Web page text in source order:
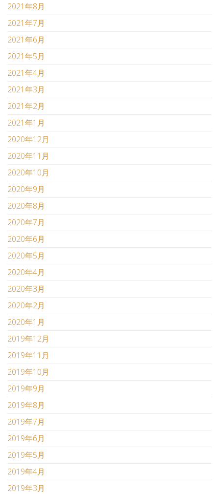
2021年8月
2021年7月
2021年6月
2021年5月
2021年4月
2021年3月
2021年2月
2021年1月
2020年12月
2020年11月
2020年10月
2020年9月
2020年8月
2020年7月
2020年6月
2020年5月
2020年4月
2020年3月
2020年2月
2020年1月
2019年12月
2019年11月
2019年10月
2019年9月
2019年8月
2019年7月
2019年6月
2019年5月
2019年4月
2019年3月